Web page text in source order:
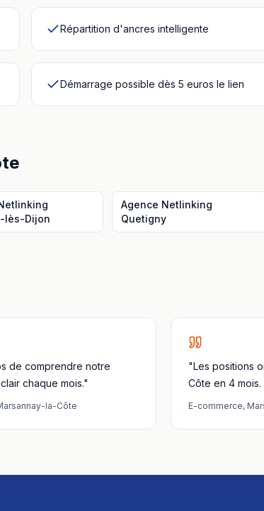
Répartition d'ancres intelligente
Démarrage possible dès 5 euros le lien
lès-Dijon
Agence Netlinking
Quetigny
de comprendre notre
chaque mois."
la-Côte
"Les positions
Côte en 4
E-commerce,